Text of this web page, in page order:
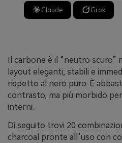
Claude Grok
Il carbone è il “neutro scuro”
layout eleganti, stabili e
rispetto al nero puro. È
contrasto, ma più morbido
interni.
Di seguito trovi 20
charcoal pronte all’uso con